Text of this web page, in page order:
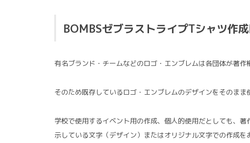
BOMBSゼブラストライプTシャツ作
有名ブランド・チームなどのロゴ・エンブレムは各団体が著作
そのため既存しているロゴ・エンブレムのデザインをそのまま
学校で使用するイベント用の作成、個人的使用だとしても、
示している文字（デザイン）またはオリジナル文字での作成を